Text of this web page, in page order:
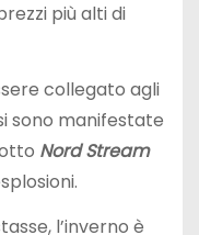
più alti di
collegato agli
sono manifestate
Nord Stream
l’inverno è